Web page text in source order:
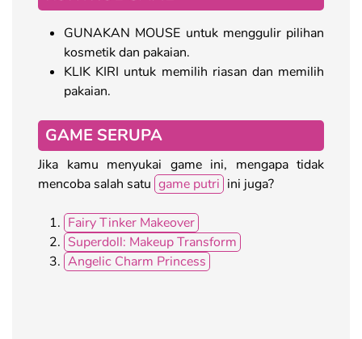
GUNAKAN MOUSE untuk menggulir pilihan
kosmetik dan pakaian.
KLIK KIRI untuk memilih riasan dan memilih
pakaian.
GAME SERUPA
Jika kamu menyukai game ini, mengapa tidak
mencoba salah satu game putri ini juga?
Fairy Tinker Makeover
Superdoll: Makeup Transform
Angelic Charm Princess